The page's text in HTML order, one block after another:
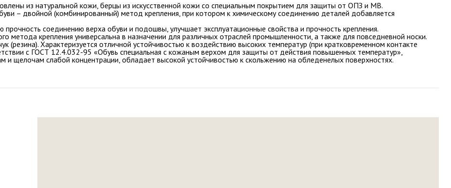
из натуральной кожи, берцы из искусственной кожи со специальным покрытием для защиты от ОПЗ и МВ.
– двойной (комбинированный) метод крепления, при котором к химическому соединению деталей добавляется
соединению верха обуви и подошвы, улучшает эксплуатационные свойства и прочность крепления.
метода крепления универсальна в назначении для различных отраслей промышленности, а также для повседневной носки.
(резина). Характеризуется отличной устойчивостью к воздействию высоких температур (при кратковременном контакте
с ГОСТ 12.4.032-95 «Обувь специальная с кожаным верхом для защиты от действия повышенных температур»,
и щелочам слабой концентрации, обладает высокой устойчивостью к скольжению на обледенелых поверхностях.